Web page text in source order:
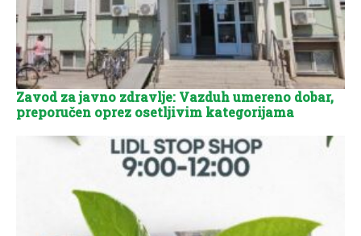
Zavod za javno zdravlje: Vazduh umereno dobar,
preporučen oprez osetljivim kategorijama